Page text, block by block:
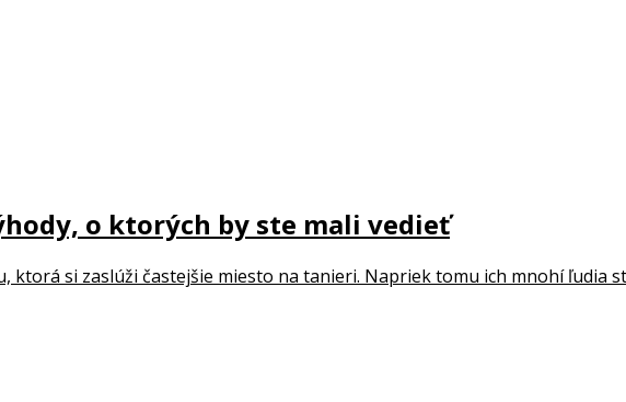
o ktorých by ste mali vedieť
ktorá si zaslúži častejšie miesto na tanieri. Napriek tomu ich mnohí ľudia